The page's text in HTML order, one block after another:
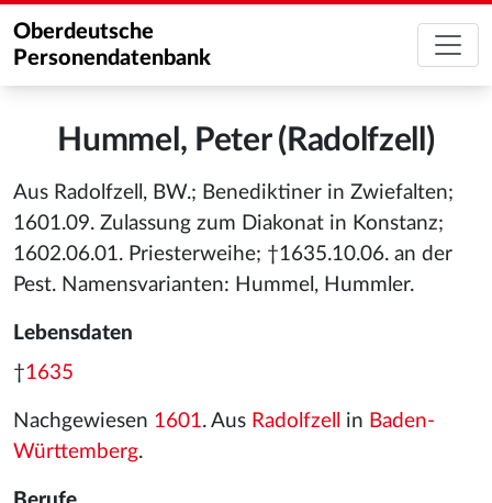
Oberdeutsche
Personendatenbank
Hummel, Peter (Radolfzell)
Aus Radolfzell, BW.; Benediktiner in Zwiefalten;
1601.09. Zulassung zum Diakonat in Konstanz;
1602.06.01. Priesterweihe; †1635.10.06. an der
Pest. Namensvarianten: Hummel, Hummler.
Lebensdaten
†1635
Nachgewiesen 1601. Aus Radolfzell in Baden-
Württemberg.